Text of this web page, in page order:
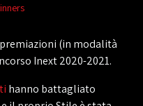
(in modalità
Inext 2020-2021.
hanno battagliato